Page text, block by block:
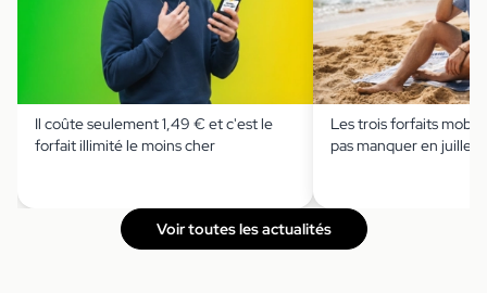
Il coûte seulement 1,49 € et c'est le
forfait illimité le moins cher
Les trois forfaits
pas manquer en juillet
Voir toutes les actualités